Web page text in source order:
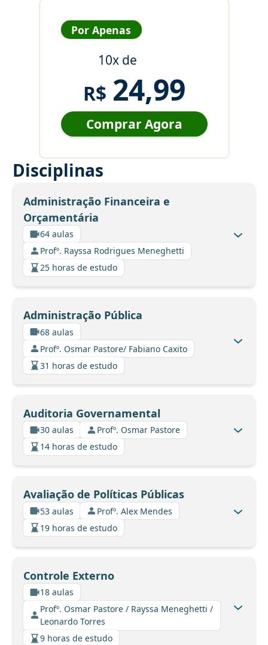
Por Apenas
10x de
R$ 24,99
Comprar Agora
Disciplinas
Administração Financeira e
Orçamentária
64 aulas
Profº. Rayssa Rodrigues Meneghetti
25 horas de estudo
Administração Pública
68 aulas
Profº. Osmar Pastore/ Fabiano Caxito
31 horas de estudo
Auditoria Governamental
30 aulas
Profº. Osmar Pastore
14 horas de estudo
Avaliação de Políticas Públicas
53 aulas
Profº. Alex Mendes
19 horas de estudo
Controle Externo
18 aulas
Profº. Osmar Pastore / Rayssa Meneghetti /
Leonardo Torres
9 horas de estudo